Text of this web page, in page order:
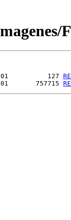
127
757715